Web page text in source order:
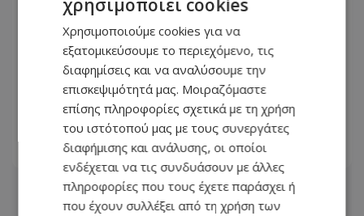
Αστυνομία: Ακυρώθηκαν έξι
προκηρύξεις για εξειδικευμένο
προσωπικό – Τι αλλάζει
07.08.2026 - 14:22
χρησιμοποιεί cookies
Χρησιμοποιούμε cookies για να
εξατομικεύσουμε το περιεχόμενο, τις
διαφημίσεις και να αναλύσουμε την
επισκεψιμότητά μας. Μοιραζόμαστε
επίσης πληροφορίες σχετικά με τη χρήση
του ιστότοπού μας με τους συνεργάτες
διαφήμισης και ανάλυσης, οι οποίοι
ενδέχεται να τις συνδυάσουν με άλλες
πληροφορίες που τους έχετε παράσχει ή
που έχουν συλλέξει από τη χρήση των